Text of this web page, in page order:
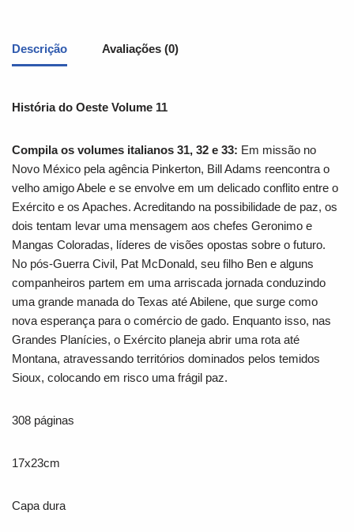
Descrição Avaliações (0)
História do Oeste Volume 11
Compila os volumes italianos 31, 32 e 33: Em missão no
Novo México pela agência Pinkerton, Bill Adams reencontra o
velho amigo Abele e se envolve em um delicado conflito entre o
Exército e os Apaches. Acreditando na possibilidade de paz, os
dois tentam levar uma mensagem aos chefes Geronimo e
Mangas Coloradas, líderes de visões opostas sobre o futuro.
No pós-Guerra Civil, Pat McDonald, seu filho Ben e alguns
companheiros partem em uma arriscada jornada conduzindo
uma grande manada do Texas até Abilene, que surge como
nova esperança para o comércio de gado. Enquanto isso, nas
Grandes Planícies, o Exército planeja abrir uma rota até
Montana, atravessando territórios dominados pelos temidos
Sioux, colocando em risco uma frágil paz.
308 páginas
17x23cm
Capa dura